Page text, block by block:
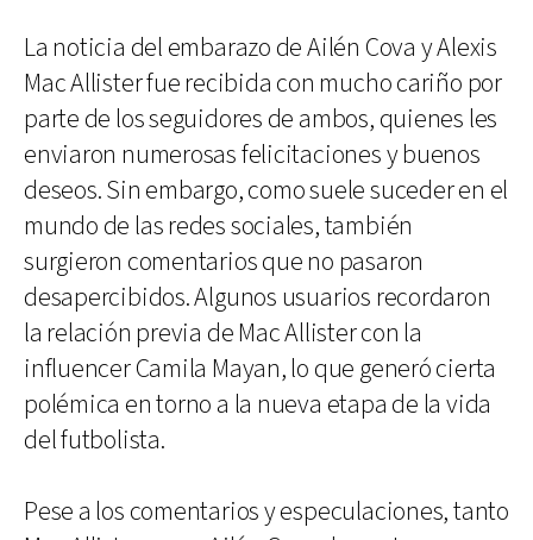
La noticia del embarazo de Ailén Cova y Alexis
Mac Allister fue recibida con mucho cariño por
parte de los seguidores de ambos, quienes les
enviaron numerosas felicitaciones y buenos
deseos. Sin embargo, como suele suceder en el
mundo de las redes sociales, también
surgieron comentarios que no pasaron
desapercibidos. Algunos usuarios recordaron
la relación previa de Mac Allister con la
influencer Camila Mayan, lo que generó cierta
polémica en torno a la nueva etapa de la vida
del futbolista.
Pese a los comentarios y especulaciones, tanto